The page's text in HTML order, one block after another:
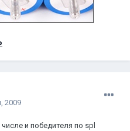
2009
и победителя по spl